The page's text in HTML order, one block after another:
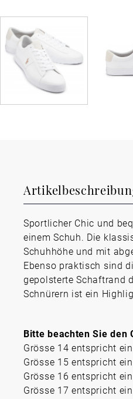
Sportlicher Chic und
einem Schuh. Die
Schuhhöhe und mit
Ebenso praktisch sind
gepolsterte Schaftrand
Schnürern ist ein
Bitte beachten Sie den
Grösse 14 entspricht
Grösse 15 entspricht
Grösse 16 entspricht
Grösse 17 entspricht